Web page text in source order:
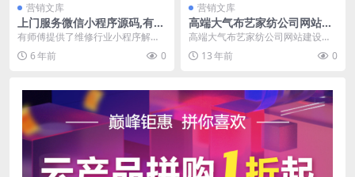
营销文库
上门服务微信小程序源码,有师
傅V2.4.14开源版小程序下载
有师傅提供了维修行业小程序解决
方案。
6 年前 0
营销文库
高端大气布艺家纺公司网站建
设模板烟台做家纺网站680元
NO.3104
高端大气布艺家纺公司网站建设模
板烟台做家纺网站680元，专为家
纺行业设计制作，为...
13 年前 0